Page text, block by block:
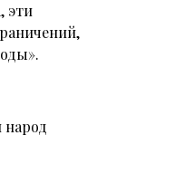
эти
народ